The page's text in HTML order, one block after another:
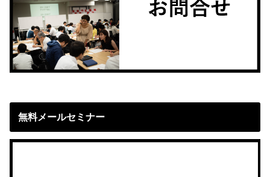
無料メールセミナー